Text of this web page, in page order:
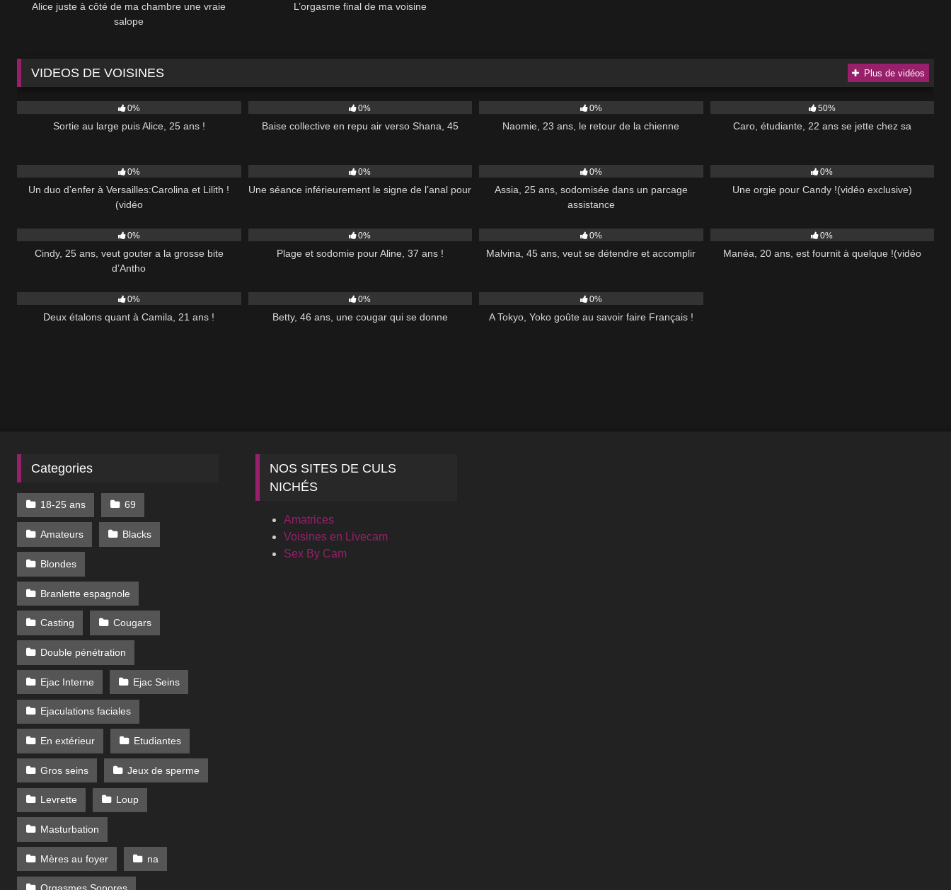
Alice juste à côté de ma chambre une vraie
salope
L’orgasme final de ma voisine
VIDEOS DE VOISINES Plus de vidéos
0%
Sortie au large puis Alice, 25 ans !
0%
Baise collective en repu air verso Shana, 45
0%
Naomie, 23 ans, le retour de la chienne
50%
Caro, étudiante, 22 ans se jette chez sa
0%
Un duo d’enfer à Versailles:Carolina et Lilith !
(vidéo
0%
Une séance inférieurement le signe de l’anal pour
0%
Assia, 25 ans, sodomisée dans un parcage
assistance
0%
Une orgie pour Candy !(vidéo exclusive)
0%
Cindy, 25 ans, veut gouter a la grosse bite
d’Antho
0%
Plage et sodomie pour Aline, 37 ans !
0%
Malvina, 45 ans, veut se détendre et accomplir
0%
Manéa, 20 ans, est fournit à quelque !(vidéo
0%
Deux étalons quant à Camila, 21 ans !
0%
Betty, 46 ans, une cougar qui se donne
0%
A Tokyo, Yoko goûte au savoir faire Français !
Categories
18-25 ans 69
Amateurs Blacks
Blondes
Branlette espagnole
Casting Cougars
Double pénétration
Ejac Interne Ejac Seins
Ejaculations faciales
En extérieur Etudiantes
Gros seins Jeux de sperme
Levrette Loup
Masturbation
Mères au foyer na
NOS SITES DE CULS
NICHÉS
Amatrices
Voisines en Livecam
Sex By Cam